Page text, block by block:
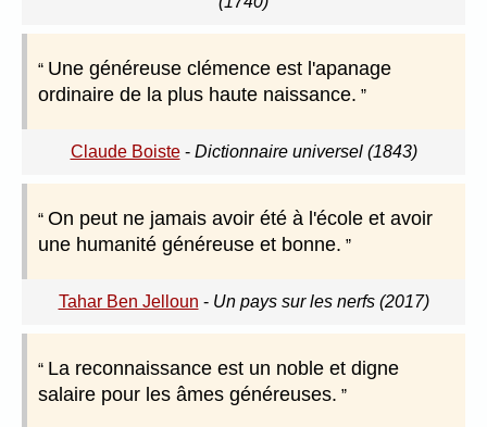
Une généreuse clémence est l'apanage
ordinaire de la plus haute naissance.
Claude Boiste- Dictionnaire universel (1843)
On peut ne jamais avoir été à l'école et avoir
une humanité généreuse et bonne.
Tahar Ben Jelloun - Un pays sur les nerfs (2017)
La reconnaissance est un noble et digne
salaire pour les âmes généreuses.